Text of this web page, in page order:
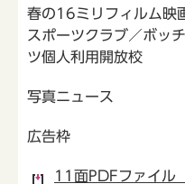
春の16ミリフィルム映
スポーツクラブ／ボッ
ツ個人利用開放校
写真ニュース
広告枠
11面PDFファイル